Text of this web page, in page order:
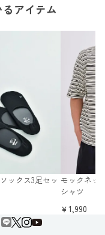
アイテム
ックス3足セッ モックネッ
シャツ
￥1,990